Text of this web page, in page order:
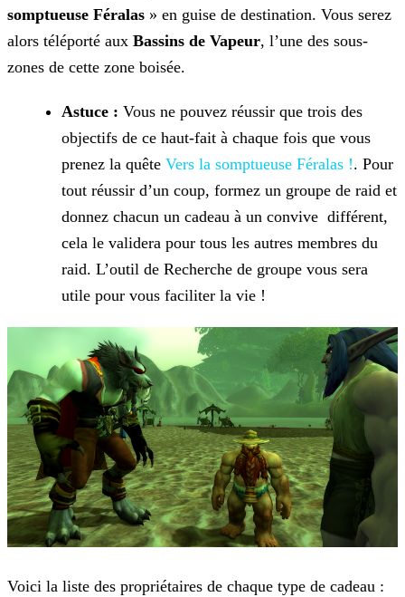
somptueuse Féralas » en guise de destination. Vous serez
alors téléporté aux Bassins de Vapeur, l’une des sous-
zones de cette zone boisée.
Astuce : Vous ne pouvez réussir que trois des
objectifs de ce haut-fait à chaque fois que vous
prenez la quête Vers la somptueuse Féralas !. Pour
tout réussir d’un coup, formez un groupe de raid et
donnez chacun un cadeau à un convive différent,
cela le validera pour tous les autres membres du
raid. L’outil de Recherche de groupe vous sera
utile pour vous faciliter la vie !
Voici la liste des propriétaires de chaque type de cadeau :